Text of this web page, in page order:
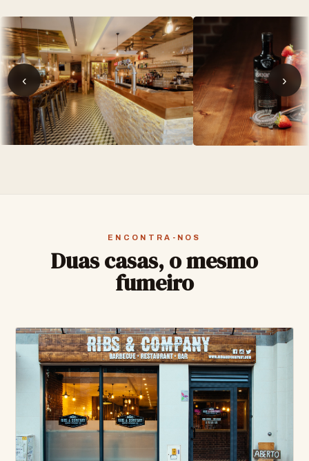
‹ ›
ENCONTRA-NOS
Duas casas, o mesmo
fumeiro